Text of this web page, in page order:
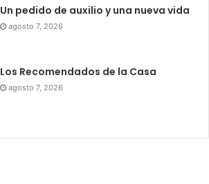
Un pedido de auxilio y una nueva vida
agosto 7, 2026
Los Recomendados de la Casa
agosto 7, 2026